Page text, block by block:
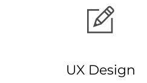
UX Design